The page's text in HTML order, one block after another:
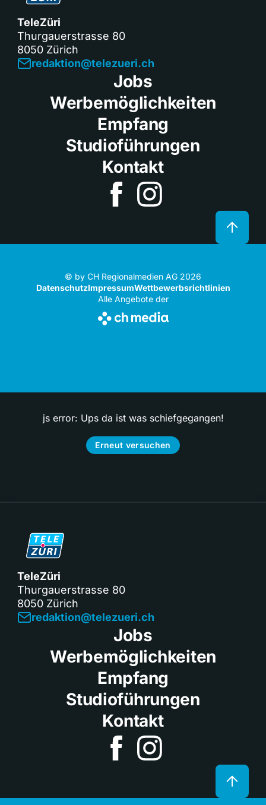
TeleZüri
Thurgauerstrasse 80
8050 Zürich
redaktion@telezueri.ch
Jobs
Werbemöglichkeiten
Empfang
Studioführungen
Kontakt
© by CH Regionalmedien AG 2026
DatenschutzImpressumWettbewerbsrichtlinien
Alle Angebote der
js error: Ups da ist was schiefgegangen!
Erneut versuchen
TeleZüri
Thurgauerstrasse 80
8050 Zürich
redaktion@telezueri.ch
Jobs
Werbemöglichkeiten
Empfang
Studioführungen
Kontakt